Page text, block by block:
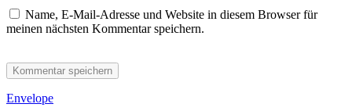
Name, E-Mail-Adresse und Website in diesem Browser für
meinen nächsten Kommentar speichern.
Envelope